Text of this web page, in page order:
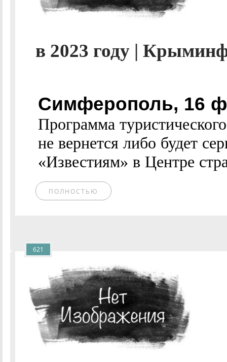
в 2023 году |
Симферополь, 16
Программа
не вернется либо будет
«Известиям» в Центре
ПОЛНОСТЬЮ
621